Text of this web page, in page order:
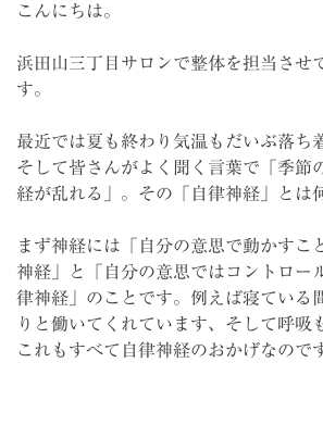
こんにちは。
浜田山三丁目サロンで整体を担当させ
す。
最近では夏も終わり気温もだいぶ落ち
そして皆さんがよく聞く言葉で「季節
経が乱れる」。その「自律神経」とは
まず神経には「自分の意思で動かすこ
神経」と「自分の意思ではコントロー
律神経」のことです。例えば寝ている
りと働いてくれています、そして呼吸
これもすべて自律神経のおかげなので